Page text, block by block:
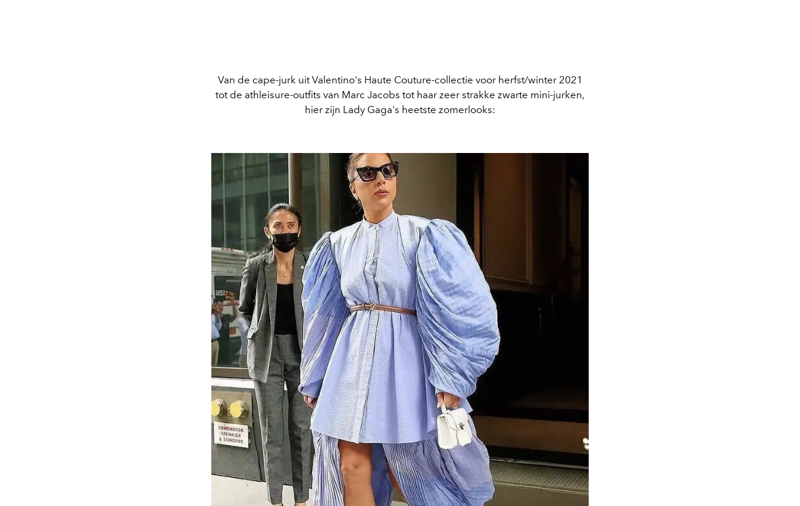
Van de cape-jurk uit Valentino's Haute Couture-collectie voor herfst/winter 2021
tot de athleisure-outfits van Marc Jacobs tot haar zeer strakke zwarte mini-jurken,
hier zijn Lady Gaga's heetste zomerlooks: